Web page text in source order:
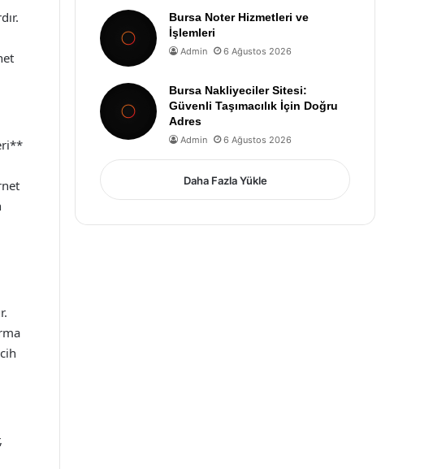
Bursa Noter Hizmetleri ve
İşlemleri
Admin 6 Ağustos 2026
Bursa Nakliyeciler Sitesi:
Güvenli Taşımacılık İçin Doğru
Adres
Admin 6 Ağustos 2026
Daha Fazla Yükle